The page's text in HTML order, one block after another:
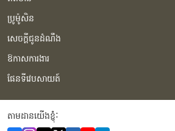
ប្រូម៉ូសិន
សេចក្ដីជូនដំណឹង
ឱកាសការងារ
ផែនទីវេបសាយត៍
តាមដានយើងខ្ញុំំ: